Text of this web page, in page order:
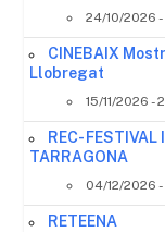
24/10/2026
CINEBAIX
Llobregat
15/11/2026 -
REC- FESTIVAL
TARRAGONA
04/12/2026
RETEENA